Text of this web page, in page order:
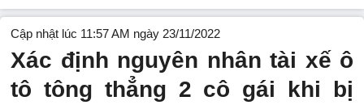
Cập nhật lúc 11:57 AM ngày 23/11/2022
Xác định nguyên nhân tài xế ô
tô tông thẳng 2 cô gái khi bị